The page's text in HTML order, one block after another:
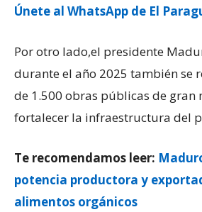
Únete al WhatsApp de El
Por otro lado,el presidente
durante el año 2025 también se
de 1.500 obras públicas de
fortalecer la infraestructura del
Te recomendamos leer:
potencia productora y
alimentos orgánicos